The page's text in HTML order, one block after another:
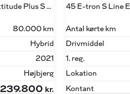
1,4 45 TFSI e Plugin-hybrid Attitude Plus S Tronic 245HK 5d 6g Aut.
80.000 km
Hybrid
2021
Højbjerg
239.800 kr.
Antal kørte km
Drivmiddel
1. reg.
Lokation
Kontant